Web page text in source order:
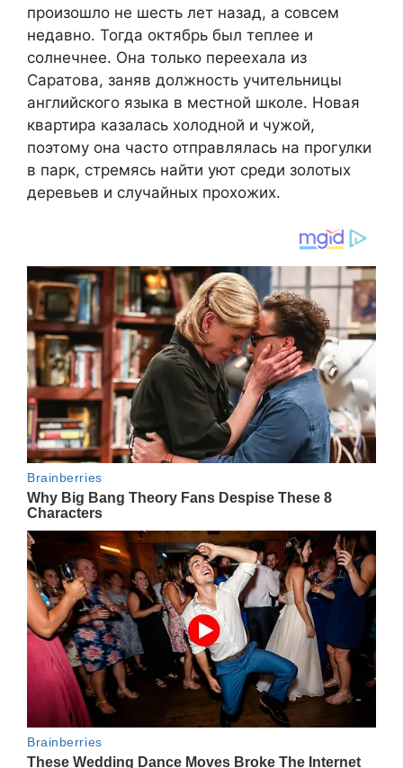
произошло не шесть лет назад, а совсем
недавно. Тогда октябрь был теплее и
солнечнее. Она только переехала из
Саратова, заняв должность учительницы
английского языка в местной школе. Новая
квартира казалась холодной и чужой,
поэтому она часто отправлялась на прогулки
в парк, стремясь найти уют среди золотых
деревьев и случайных прохожих.